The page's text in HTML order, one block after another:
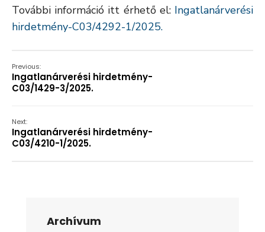
További információ itt érhető el: Ingatlanárverési
hirdetmény-C03/4292-1/2025.
Previous:
Ingatlanárverési hirdetmény-
C03/1429-3/2025.
Next:
Ingatlanárverési hirdetmény-
C03/4210-1/2025.
Archívum